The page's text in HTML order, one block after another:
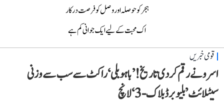
ہجر کو حوصلہ اور وصل کو فرصت درکار
اک محبت کے لیے ایک جوانی کم ہے
قومی خبریں
اسرو نے رقم کردی تاریخ! ’ باہو بلی‘ راکٹ سے سب سے وزنی
سیٹلائٹ ’بلیو برڈ بلاک-3‘ لانچ